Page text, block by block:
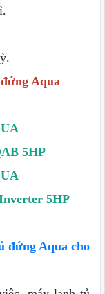
Aqua
5HP
5HP
đứng Aqua cho